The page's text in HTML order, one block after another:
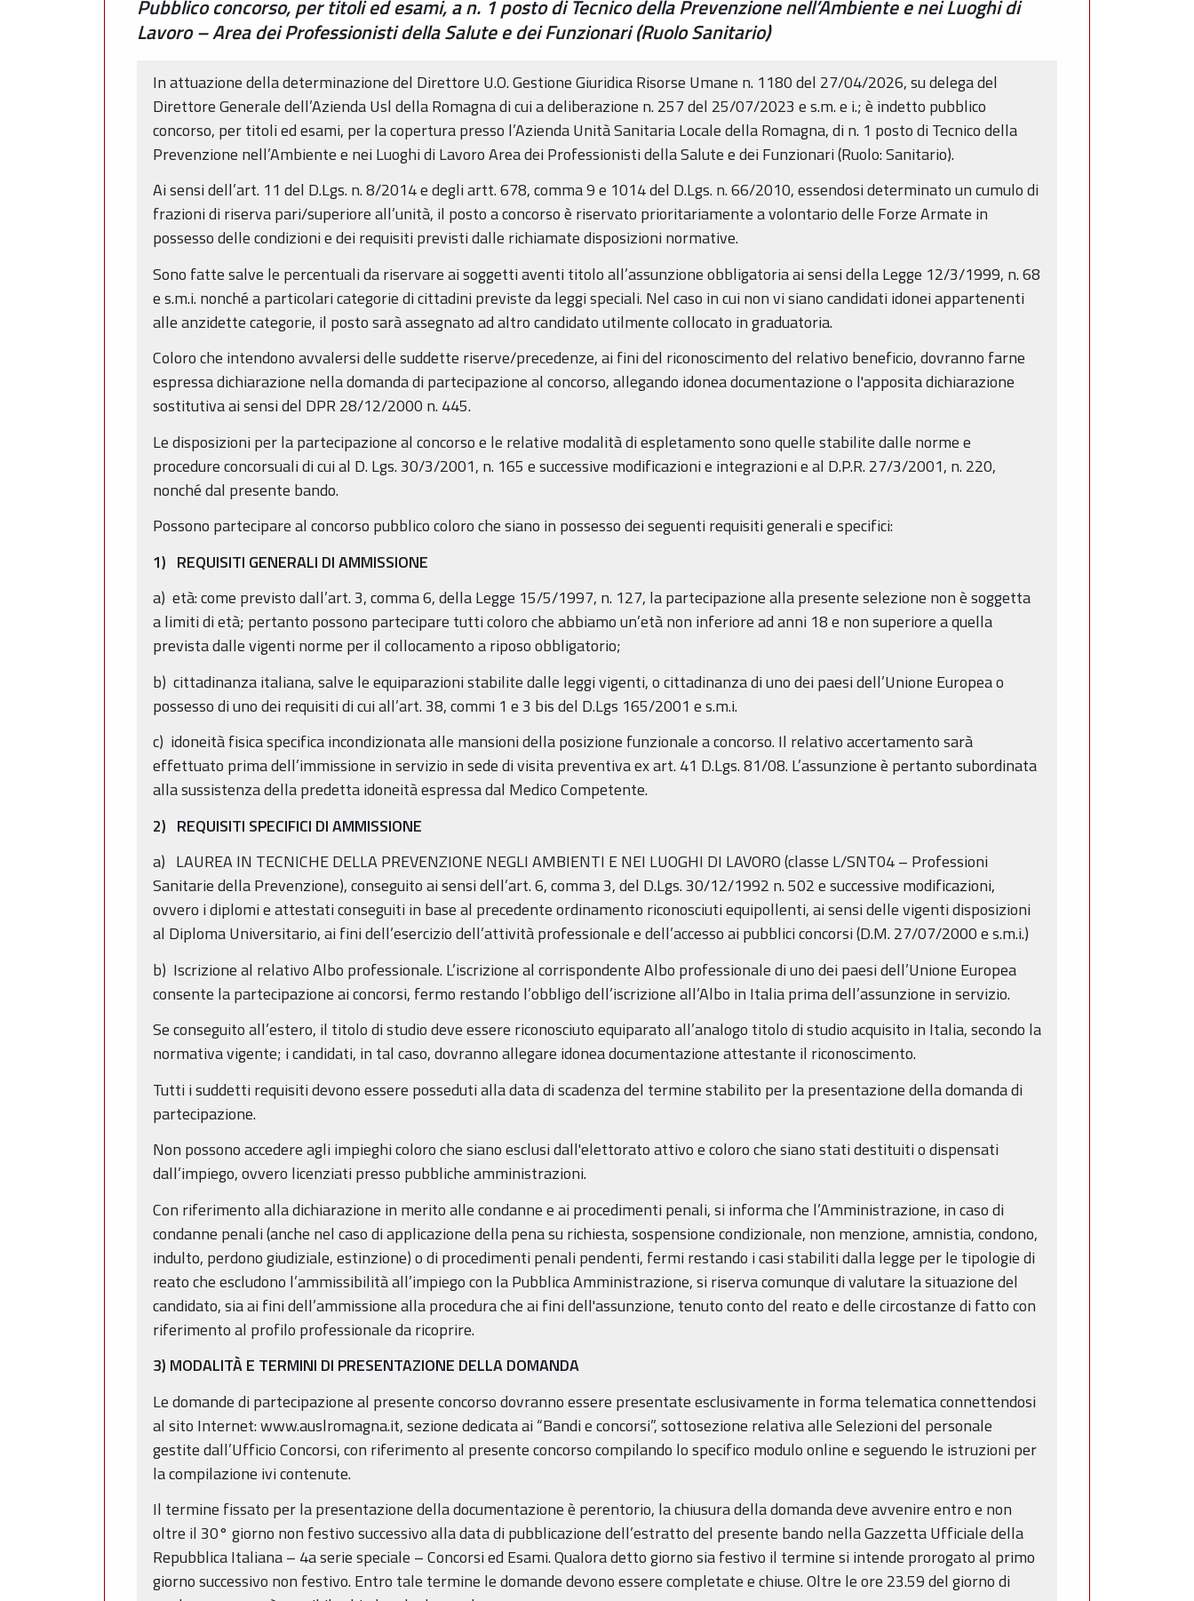
Pubblico concorso, per titoli ed esami, a n. 1 posto di Tecnico della Prevenzione nell’Ambiente e nei Luoghi di
Lavoro – Area dei Professionisti della Salute e dei Funzionari (Ruolo Sanitario)
In attuazione della determinazione del Direttore U.O. Gestione Giuridica Risorse Umane n. 1180 del 27/04/2026, su delega del
Direttore Generale dell’Azienda Usl della Romagna di cui a deliberazione n. 257 del 25/07/2023 e s.m. e i.; è indetto pubblico
concorso, per titoli ed esami, per la copertura presso l’Azienda Unità Sanitaria Locale della Romagna, di n. 1 posto di Tecnico della
Prevenzione nell’Ambiente e nei Luoghi di Lavoro Area dei Professionisti della Salute e dei Funzionari (Ruolo: Sanitario).
Ai sensi dell’art. 11 del D.Lgs. n. 8/2014 e degli artt. 678, comma 9 e 1014 del D.Lgs. n. 66/2010, essendosi determinato un cumulo di
frazioni di riserva pari/superiore all’unità, il posto a concorso è riservato prioritariamente a volontario delle Forze Armate in
possesso delle condizioni e dei requisiti previsti dalle richiamate disposizioni normative.
Sono fatte salve le percentuali da riservare ai soggetti aventi titolo all’assunzione obbligatoria ai sensi della Legge 12/3/1999, n. 68
e s.m.i. nonché a particolari categorie di cittadini previste da leggi speciali. Nel caso in cui non vi siano candidati idonei appartenenti
alle anzidette categorie, il posto sarà assegnato ad altro candidato utilmente collocato in graduatoria.
Coloro che intendono avvalersi delle suddette riserve/precedenze, ai fini del riconoscimento del relativo beneficio, dovranno farne
espressa dichiarazione nella domanda di partecipazione al concorso, allegando idonea documentazione o l'apposita dichiarazione
sostitutiva ai sensi del DPR 28/12/2000 n. 445.
Le disposizioni per la partecipazione al concorso e le relative modalità di espletamento sono quelle stabilite dalle norme e
procedure concorsuali di cui al D. Lgs. 30/3/2001, n. 165 e successive modificazioni e integrazioni e al D.P.R. 27/3/2001, n. 220,
nonché dal presente bando.
Possono partecipare al concorso pubblico coloro che siano in possesso dei seguenti requisiti generali e specifici:
1) REQUISITI GENERALI DI AMMISSIONE
a) età: come previsto dall’art. 3, comma 6, della Legge 15/5/1997, n. 127, la partecipazione alla presente selezione non è soggetta
a limiti di età; pertanto possono partecipare tutti coloro che abbiamo un’età non inferiore ad anni 18 e non superiore a quella
prevista dalle vigenti norme per il collocamento a riposo obbligatorio;
b) cittadinanza italiana, salve le equiparazioni stabilite dalle leggi vigenti, o cittadinanza di uno dei paesi dell’Unione Europea o
possesso di uno dei requisiti di cui all’art. 38, commi 1 e 3 bis del D.Lgs 165/2001 e s.m.i.
c) idoneità fisica specifica incondizionata alle mansioni della posizione funzionale a concorso. Il relativo accertamento sarà
effettuato prima dell’immissione in servizio in sede di visita preventiva ex art. 41 D.Lgs. 81/08. L’assunzione è pertanto subordinata
alla sussistenza della predetta idoneità espressa dal Medico Competente.
2) REQUISITI SPECIFICI DI AMMISSIONE
a) LAUREA IN TECNICHE DELLA PREVENZIONE NEGLI AMBIENTI E NEI LUOGHI DI LAVORO (classe L/SNT04 – Professioni
Sanitarie della Prevenzione), conseguito ai sensi dell’art. 6, comma 3, del D.Lgs. 30/12/1992 n. 502 e successive modificazioni,
ovvero i diplomi e attestati conseguiti in base al precedente ordinamento riconosciuti equipollenti, ai sensi delle vigenti disposizioni
al Diploma Universitario, ai fini dell’esercizio dell’attività professionale e dell’accesso ai pubblici concorsi (D.M. 27/07/2000 e s.m.i.)
b) Iscrizione al relativo Albo professionale. L’iscrizione al corrispondente Albo professionale di uno dei paesi dell’Unione Europea
consente la partecipazione ai concorsi, fermo restando l’obbligo dell’iscrizione all’Albo in Italia prima dell’assunzione in servizio.
Se conseguito all’estero, il titolo di studio deve essere riconosciuto equiparato all’analogo titolo di studio acquisito in Italia, secondo la
normativa vigente; i candidati, in tal caso, dovranno allegare idonea documentazione attestante il riconoscimento.
Tutti i suddetti requisiti devono essere posseduti alla data di scadenza del termine stabilito per la presentazione della domanda di
partecipazione.
Non possono accedere agli impieghi coloro che siano esclusi dall'elettorato attivo e coloro che siano stati destituiti o dispensati
dall’impiego, ovvero licenziati presso pubbliche amministrazioni.
Con riferimento alla dichiarazione in merito alle condanne e ai procedimenti penali, si informa che l’Amministrazione, in caso di
condanne penali (anche nel caso di applicazione della pena su richiesta, sospensione condizionale, non menzione, amnistia, condono,
indulto, perdono giudiziale, estinzione) o di procedimenti penali pendenti, fermi restando i casi stabiliti dalla legge per le tipologie di
reato che escludono l’ammissibilità all’impiego con la Pubblica Amministrazione, si riserva comunque di valutare la situazione del
candidato, sia ai fini dell’ammissione alla procedura che ai fini dell'assunzione, tenuto conto del reato e delle circostanze di fatto con
riferimento al profilo professionale da ricoprire.
3) MODALITÀ E TERMINI DI PRESENTAZIONE DELLA DOMANDA
Le domande di partecipazione al presente concorso dovranno essere presentate esclusivamente in forma telematica connettendosi
al sito Internet: www.auslromagna.it, sezione dedicata ai “Bandi e concorsi”, sottosezione relativa alle Selezioni del personale
gestite dall’Ufficio Concorsi, con riferimento al presente concorso compilando lo specifico modulo online e seguendo le istruzioni per
la compilazione ivi contenute.
Il termine fissato per la presentazione della documentazione è perentorio, la chiusura della domanda deve avvenire entro e non
oltre il 30° giorno non festivo successivo alla data di pubblicazione dell’estratto del presente bando nella Gazzetta Ufficiale della
Repubblica Italiana – 4a serie speciale – Concorsi ed Esami. Qualora detto giorno sia festivo il termine si intende prorogato al primo
giorno successivo non festivo. Entro tale termine le domande devono essere completate e chiuse. Oltre le ore 23.59 del giorno di